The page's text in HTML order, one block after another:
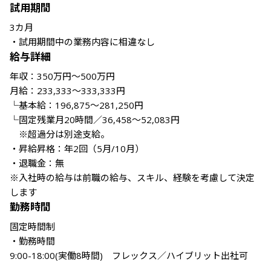
試用期間
3カ月
・試用期間中の業務内容に相違なし
給与詳細
年収：350万円～500万円
月給：233,333～333,333円
└基本給：196,875～281,250円
└固定残業月20時間／36,458～52,083円
※超過分は別途支給。
・昇給昇格：年2回（5月/10月）
・退職金：無
※入社時の給与は前職の給与、スキル、経験を考慮して決定
します
勤務時間
固定時間制
・勤務時間
9:00-18:00(実働8時間)　フレックス／ハイブリット出社可